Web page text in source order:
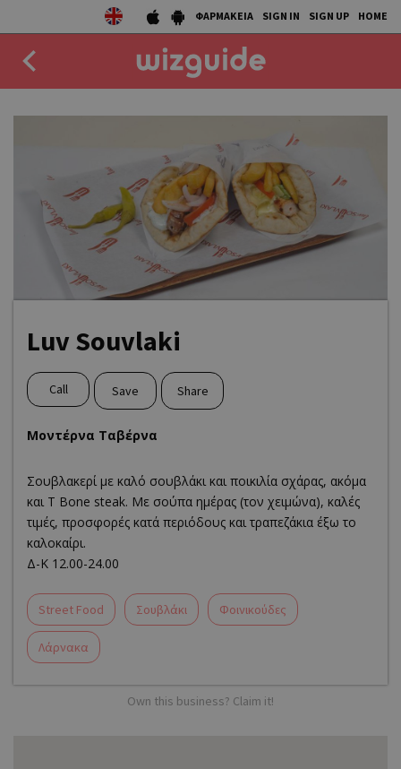
ΦΑΡΜΑΚΕΙΑ SIGN IN SIGN UP HOME
COLLECTIONS
Luv Souvlaki
Call Save Share
Μοντέρνα Ταβέρνα
Σουβλακερί με καλό σουβλάκι και ποικιλία σχάρας, ακόμα
και Τ Bone steak. Με σούπα ημέρας (τον χειμώνα), καλές
τιμές, προσφορές κατά περιόδους και τραπεζάκια έξω το
καλοκαίρι.
Δ-Κ 12.00-24.00
Street Food Σουβλάκι Φοινικούδες
Λάρνακα
Own this business? Claim it!